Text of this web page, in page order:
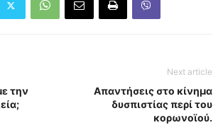
την
Next article
Απαντήσεις στο κίνημα
δυσπιστίας περί του
κορωνοϊού.